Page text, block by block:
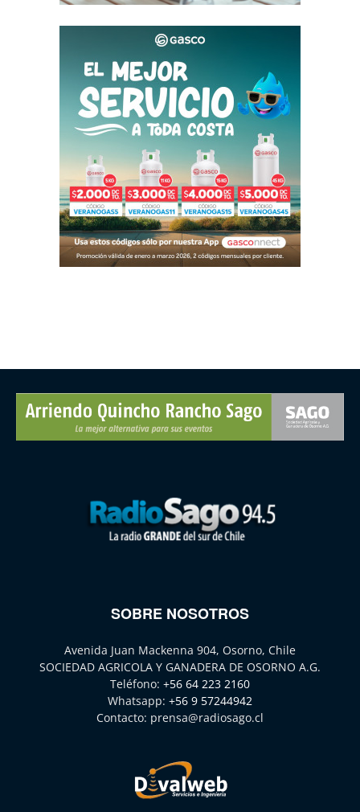
SOBRE NOSOTROS
Avenida Juan Mackenna 904, Osorno, Chile
SOCIEDAD AGRICOLA Y GANADERA DE OSORNO A.G.
Teléfono: +56 64 223 2160
Whatsapp: +56 9 57244942
Contacto: prensa@radiosago.cl